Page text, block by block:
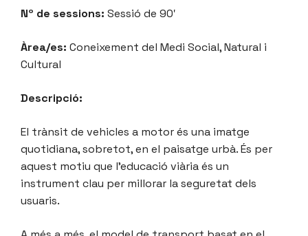
Nº de sessions: Sessió de 90′
Àrea/es: Coneixement del Medi Social, Natural i
Cultural
Descripció:
El trànsit de vehicles a motor és una imatge
quotidiana, sobretot, en el paisatge urbà. És per
aquest motiu que l’educació viària és un
instrument clau per millorar la seguretat dels
usuaris.